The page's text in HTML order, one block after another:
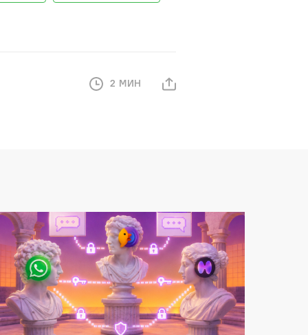
2 МИН